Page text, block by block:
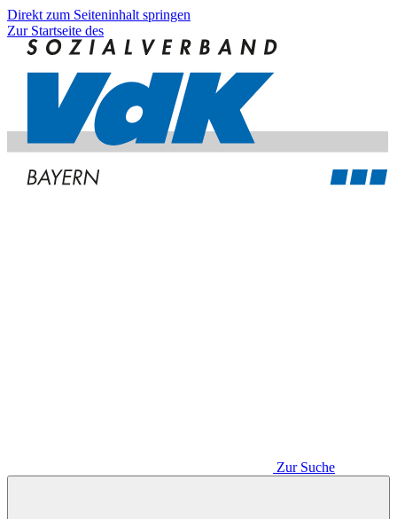
Direkt zum Seiteninhalt springen
Zur Startseite des
Zur Suche